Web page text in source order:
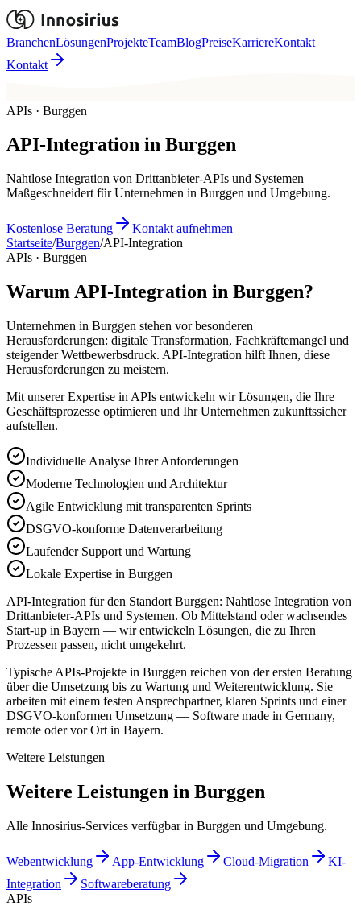
BranchenLösungenProjekteTeamBlogPreiseKarriereKontakt
Kontakt
APIs · Burggen
API-Integration in Burggen
Nahtlose Integration von Drittanbieter-APIs und Systemen
Maßgeschneidert für Unternehmen in Burggen und Umgebung.
Kostenlose Beratung
Kontakt aufnehmen
Startseite/Burggen/API-Integration
APIs · Burggen
Warum API-Integration in Burggen?
Unternehmen in Burggen stehen vor besonderen
Herausforderungen: digitale Transformation, Fachkräftemangel und
steigender Wettbewerbsdruck. API-Integration hilft Ihnen, diese
Herausforderungen zu meistern.
Mit unserer Expertise in APIs entwickeln wir Lösungen, die Ihre
Geschäftsprozesse optimieren und Ihr Unternehmen zukunftssicher
aufstellen.
Individuelle Analyse Ihrer Anforderungen
Moderne Technologien und Architektur
Agile Entwicklung mit transparenten Sprints
DSGVO-konforme Datenverarbeitung
Laufender Support und Wartung
Lokale Expertise in Burggen
API-Integration für den Standort Burggen: Nahtlose Integration von
Drittanbieter-APIs und Systemen. Ob Mittelstand oder wachsendes
Start-up in Bayern — wir entwickeln Lösungen, die zu Ihren
Prozessen passen, nicht umgekehrt.
Typische APIs-Projekte in Burggen reichen von der ersten Beratung
über die Umsetzung bis zu Wartung und Weiterentwicklung. Sie
arbeiten mit einem festen Ansprechpartner, klaren Sprints und einer
DSGVO-konformen Umsetzung — Software made in Germany,
remote oder vor Ort in Bayern.
Weitere Leistungen
Weitere Leistungen in Burggen
Alle Innosirius-Services verfügbar in Burggen und Umgebung.
Webentwicklung App-Entwicklung Cloud-Migration
KI-
Integration
Softwareberatung
APIs